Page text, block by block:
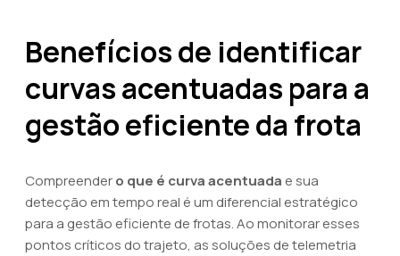
Benefícios de identificar
curvas acentuadas para a
gestão eficiente da frota
Compreendero que é curva acentuada e sua
detecção em tempo real é um diferencial estratégico
para a gestão eficiente de frotas. Ao monitorar esses
pontos críticos do trajeto, as soluções de telemetria